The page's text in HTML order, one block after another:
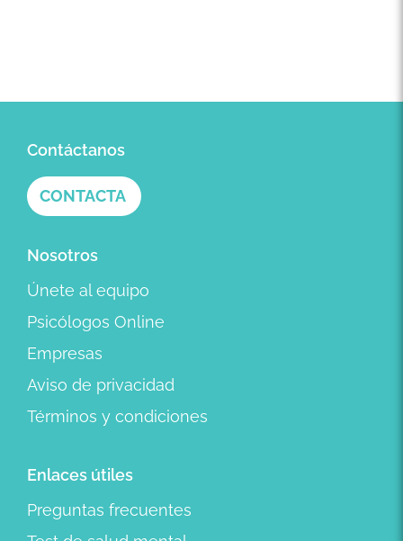
Contáctanos
CONTACTA
Nosotros
Únete al equipo
Psicólogos Online
Empresas
Aviso de privacidad
Términos y condiciones
Enlaces útiles
Preguntas frecuentes